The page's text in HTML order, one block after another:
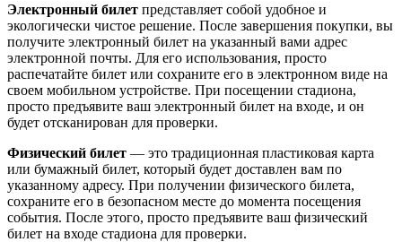
Электронный билет представляет собой удобное и
экологически чистое решение. После завершения покупки, вы
получите электронный билет на указанный вами адрес
электронной почты. Для его использования, просто
распечатайте билет или сохраните его в электронном виде на
своем мобильном устройстве. При посещении стадиона,
просто предъявите ваш электронный билет на входе, и он
будет отсканирован для проверки.
Физический билет — это традиционная пластиковая карта
или бумажный билет, который будет доставлен вам по
указанному адресу. При получении физического билета,
сохраните его в безопасном месте до момента посещения
события. После этого, просто предъявите ваш физический
билет на входе стадиона для проверки.